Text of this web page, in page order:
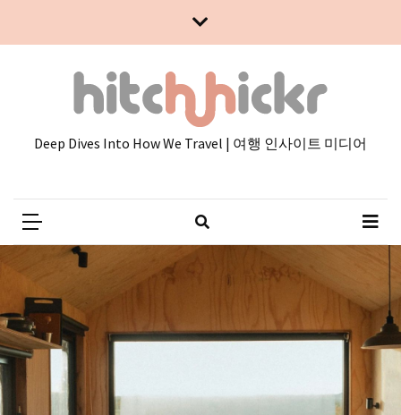
Deep Dives Into How We Travel | 여행 인사이트 미디어